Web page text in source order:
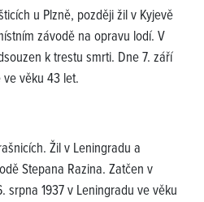
u Plzně, později žil v Kyjevě
závodě na opravu lodí. V
k trestu smrti. Dne 7. září
ve věku 43 let.
Žil v Leningradu a
Stepana Razina. Zatčen v
srpna 1937 v Leningradu ve věku